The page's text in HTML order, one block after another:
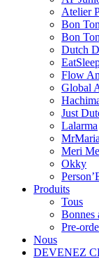
Atelier
Bon
Bon
Dutch
Flow
Global
Just
Lalarma
MrMaria
Meri
Okky
Produits
Tous
Bonnes
Pre-
Nous
DEVENEZ